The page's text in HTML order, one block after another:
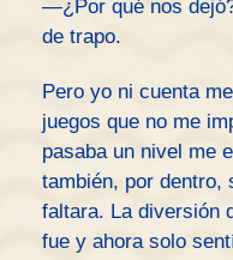
—¿Por qué nos
de trapo.
Pero yo ni cuenta
juegos que no me
pasaba un nivel me
también, por dentro,
faltara. La diversión
fue y ahora solo